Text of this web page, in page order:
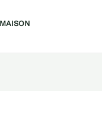
MAISON